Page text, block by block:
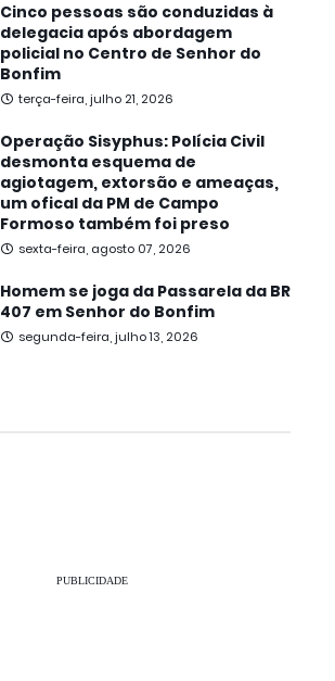
Cinco pessoas são conduzidas à
delegacia após abordagem
policial no Centro de Senhor do
Bonfim
terça-feira, julho 21, 2026
Operação Sisyphus: Polícia Civil
desmonta esquema de
agiotagem, extorsão e ameaças,
um ofical da PM de Campo
Formoso também foi preso
sexta-feira, agosto 07, 2026
Homem se joga da Passarela da BR
407 em Senhor do Bonfim
segunda-feira, julho 13, 2026
PUBLICIDADE